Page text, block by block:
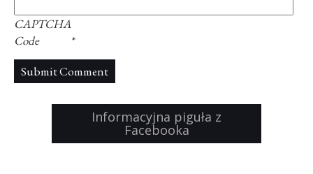
CAPTCHA
Code
*
Informacyjna piguła z
Facebooka